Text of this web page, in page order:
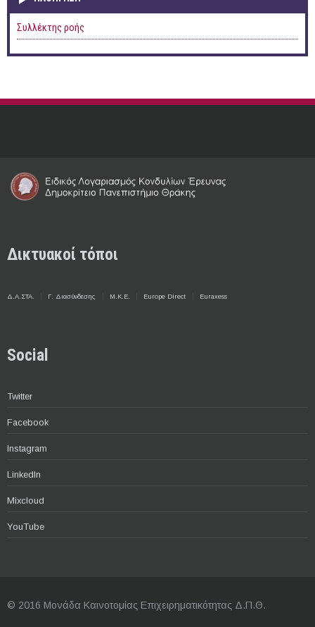
Συλλέκτης ροής
Δικτυακοί τόποι
Δ.Α.ΣΤΑ. Γ. Διασύνδεσης Μ.Κ.Ε. Europe Direct Euraxess
Social
Twitter
Facebook
Instagram
LinkedIn
Mixcloud
YouTube
© 2016 Μονάδα Καινοτομίας Επιχειρηματικότητας Δ.Π.Θ.